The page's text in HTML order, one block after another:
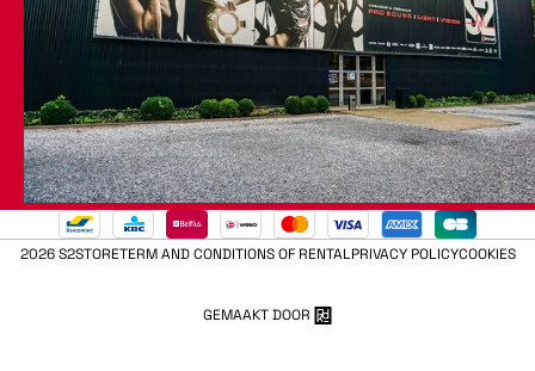
2026 S2STORETERM AND CONDITIONS OF RENTALPRIVACY POLICYCOOKIES
GEMAAKT DOOR